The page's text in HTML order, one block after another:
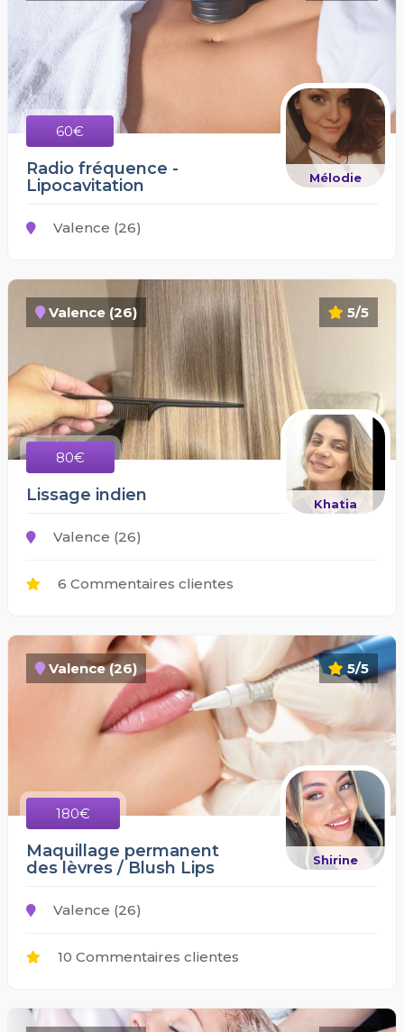
60€
Mélodie
Radio fréquence -
Lipocavitation
Valence (26)
5/5
Valence (26)
80€
Khatia
Lissage indien
Valence (26)
6 Commentaires clientes
5/5
Valence (26)
180€
Shirine
Maquillage permanent
des lèvres / Blush Lips
Valence (26)
10 Commentaires clientes